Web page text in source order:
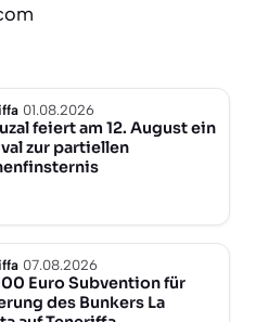
01.08.2026
feiert am 12. August ein
zur partiellen
07.08.2026
Euro Subvention für
des Bunkers La